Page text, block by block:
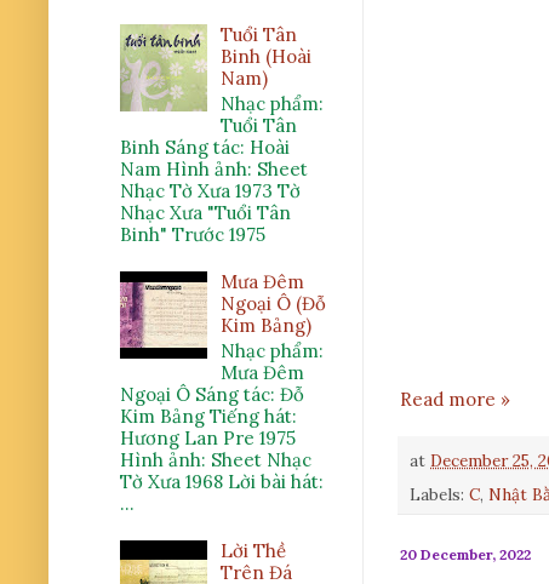
Read more »
at December 25,
Labels: C, Nhật
20 December, 2022
Tuổi Tân
Binh (Hoài
Nam)
Nhạc phẩm:
Tuổi Tân
Binh Sáng tác: Hoài
Nam Hình ảnh: Sheet
Nhạc Tờ Xưa 1973 Tờ
Nhạc Xưa "Tuổi Tân
Binh" Trước 1975
Mưa Đêm
Ngoại Ô (Đỗ
Kim Bảng)
Nhạc phẩm:
Mưa Đêm
Ngoại Ô Sáng tác: Đỗ
Kim Bảng Tiếng hát:
Hương Lan Pre 1975
Hình ảnh: Sheet Nhạc
Tờ Xưa 1968 Lời bài hát:
...
Lời Thề
Trên Đá